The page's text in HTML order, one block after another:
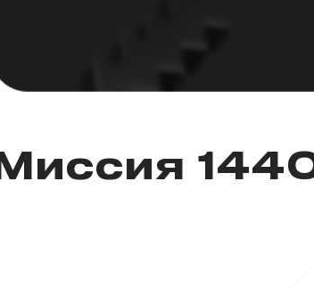
Миссия